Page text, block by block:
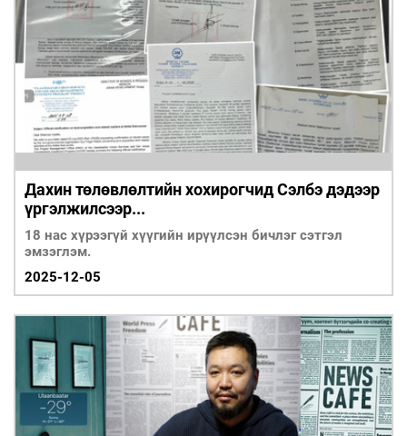
Дахин төлөвлөлтийн хохирогчид Сэлбэ дэдээр
үргэлжилсээр...
18 нас хүрээгүй хүүгийн ирүүлсэн бичлэг сэтгэл
эмзэглэм.
2025-12-05